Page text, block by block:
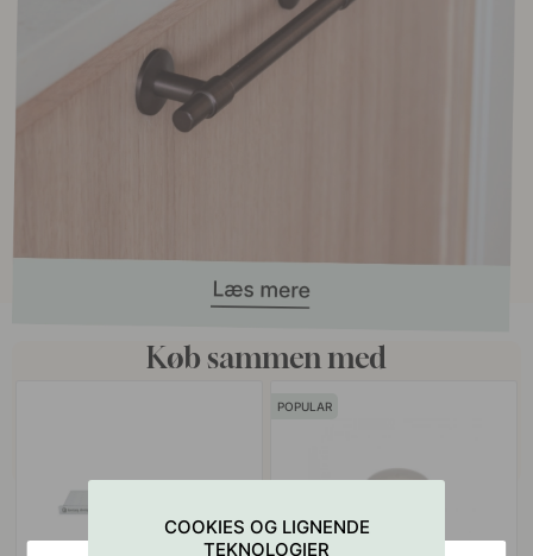
Køb sammen med
POPULAR
COOKIES OG LIGNENDE
TEKNOLOGIER